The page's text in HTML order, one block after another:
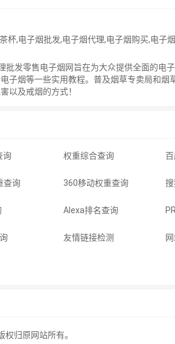
杯,电子烟批发,电子烟代理,电子烟购买,电子
批发零售电子烟网旨在为大众提供全面的电
子烟等一些实用教程。普及烟草专卖局和烟
以及戒烟的方式！
询 权重综合查询
查询 360移动权重查询
Alexa排名查询
友情链接检测
归原网站所有。